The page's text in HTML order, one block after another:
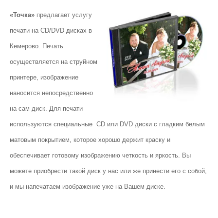
«Точка» предлагает услугу
печати на CD/DVD дисках в
Кемерово. Печать
осуществляется на струйном
принтере, изображение
наносится непосредственно
на сам диск. Для печати
используются специальные CD или DVD диски с гладким белым
матовым покрытием, которое хорошо держит краску и
обеспечивает готовому изображению четкость и яркость. Вы
можете приобрести такой диск у нас или же принести его с собой,
и мы напечатаем изображение уже на Вашем диске.